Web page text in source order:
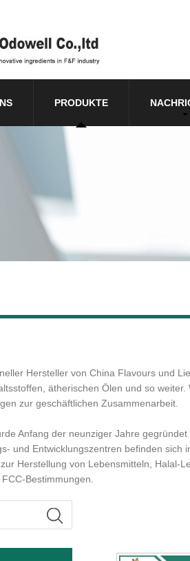
PRODUKTE
Hersteller von China Flavours und
ätherischen Ölen und so
zur geschäftlichen Zusammenarbeit.
Anfang der neunziger Jahre
und Entwicklungszentren befinden sich
Herstellung von Lebensmitteln, Halal-
Bestimmungen.